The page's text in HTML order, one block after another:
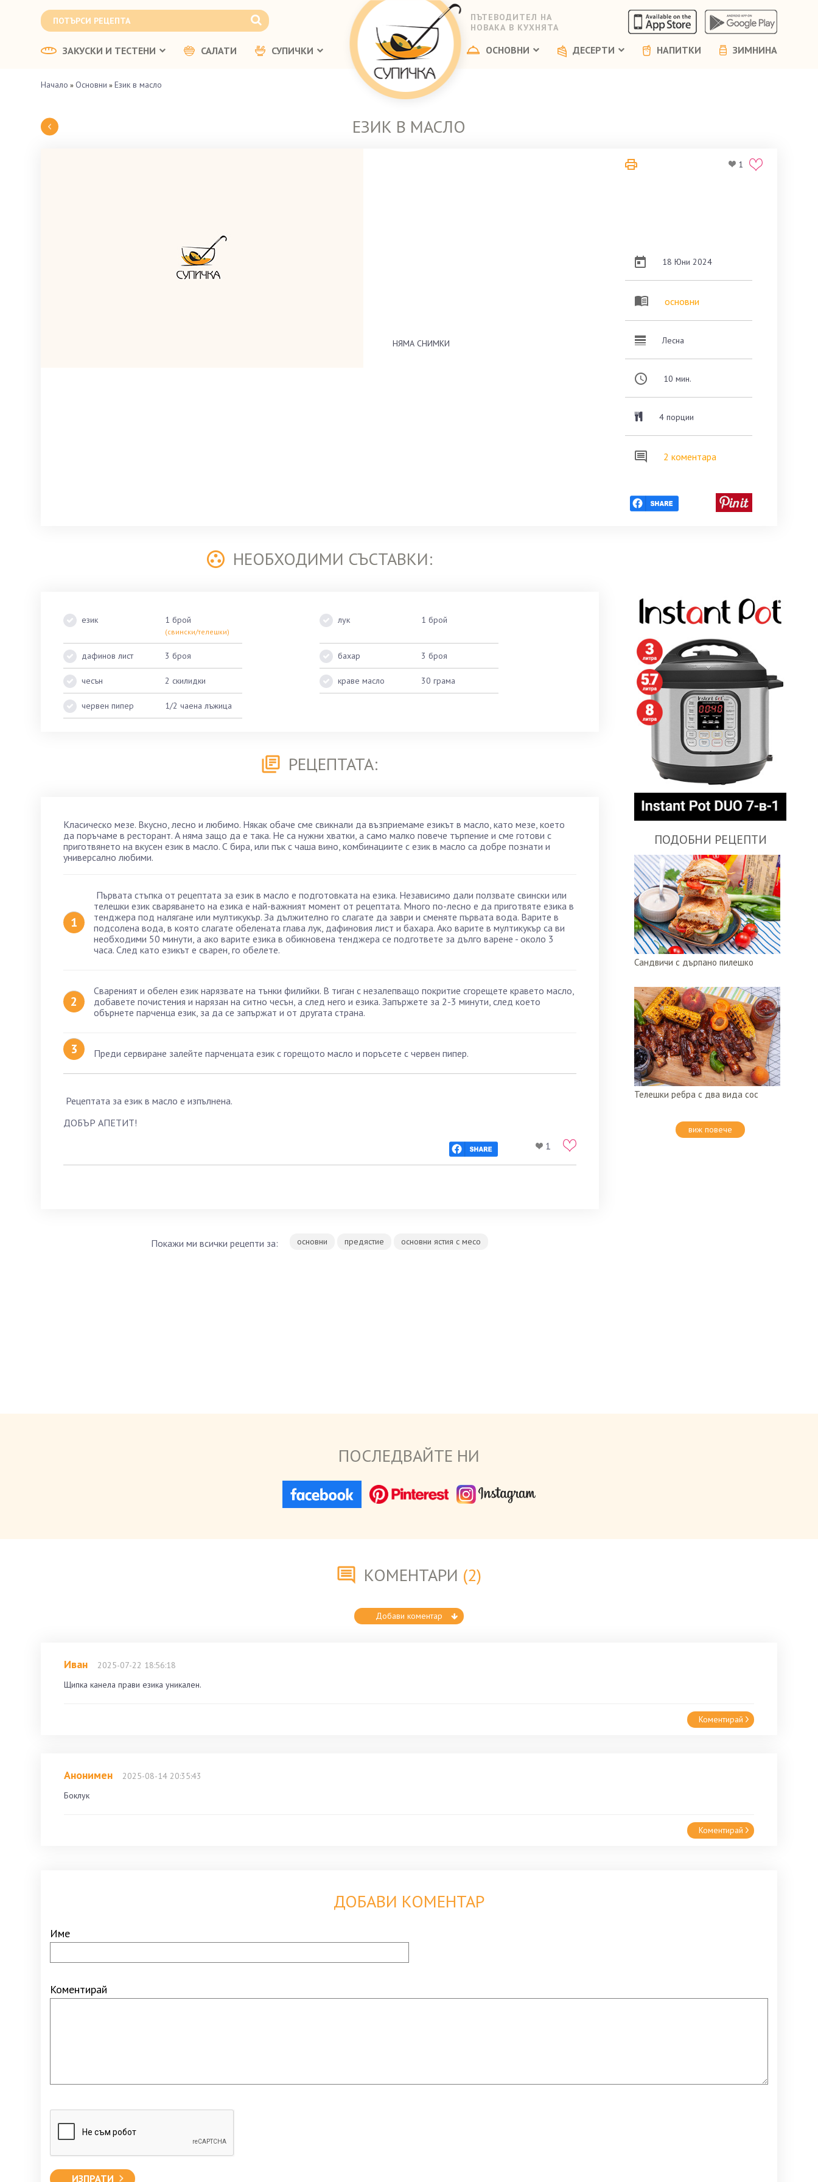
ПЪТЕВОДИТЕЛ НА
НОВАКА В КУХНЯТА
ЗАКУСКИ И ТЕСТЕНИ САЛАТИ СУПИЧКИ ОСНОВНИ ДЕСЕРТИ НАПИТКИ ЗИМНИНА
Начало » Основни » Език в масло
ЕЗИК В МАСЛО
НЯМА СНИМКИ
1
18 Юни 2024
основни
Лесна
10 мин.
4 порции
2 коментара
НЕОБХОДИМИ СЪСТАВКИ:
език 1 брой
(свински/телешки)
лук 1 брой
дафинов лист 3 броя бахар 3 броя
чесън 2 скилидки краве масло 30 грама
червен пипер 1/2 чаена лъжица
РЕЦЕПТАТА:
Класическо мезе. Вкусно, лесно и любимо. Някак обаче сме свикнали да възприемаме езикът в масло, като мезе, което
да поръчаме в ресторант. А няма защо да е така. Не са нужни хватки, а само малко повече търпение и сме готови с
приготвянето на вкусен език в масло. С бира, или пък с чаша вино, комбинациите с език в масло са добре познати и
универсално любими.
Първата стъпка от рецептата за език в масло е подготовката на езика. Независимо дали ползвате свински или
телешки език сваряването на езика е най-важният момент от рецептата. Много по-лесно е да приготвяте езика в
тенджера под налягане или мултикукър. За дължително го слагате да заври и сменяте първата вода. Варите в
подсолена вода, в която слагате обелената глава лук, дафиновия лист и бахара. Ако варите в мултикукър са ви
необходими 50 минути, а ако варите езика в обикновена тенджера се подгответе за дълго варене - около 3
часа. След като езикът е сварен, го обелете.
Свареният и обелен език нарязвате на тънки филийки. В тиган с незалепващо покритие сгорещете кравето масло,
добавете почистения и нарязан на ситно чесън, а след него и езика. Запържете за 2-3 минути, след което
обърнете парченца език, за да се запържат и от другата страна.
Преди сервиране залейте парченцата език с горещото масло и поръсете с червен пипер.
Рецептата за език в масло е изпълнена.
ДОБЪР АПЕТИТ!
1
Покажи ми всички рецепти за: основни предястие основни ястия с месо
ПОСЛЕДВАЙТЕ НИ
КОМЕНТАРИ (2)
Добави коментар
Иван
2025-07-22 18:56:18
Щипка канела прави езика уникален.
Коментирай
Анонимен
2025-08-14 20:35:43
Боклук
Коментирай
ДОБАВИ КОМЕНТАР
Име
Коментирай
ИЗПРАТИ
ПОДОБНИ РЕЦЕПТИ
Сандвичи с дърпано пилешко
Телешки ребра с два вида сос
виж повече